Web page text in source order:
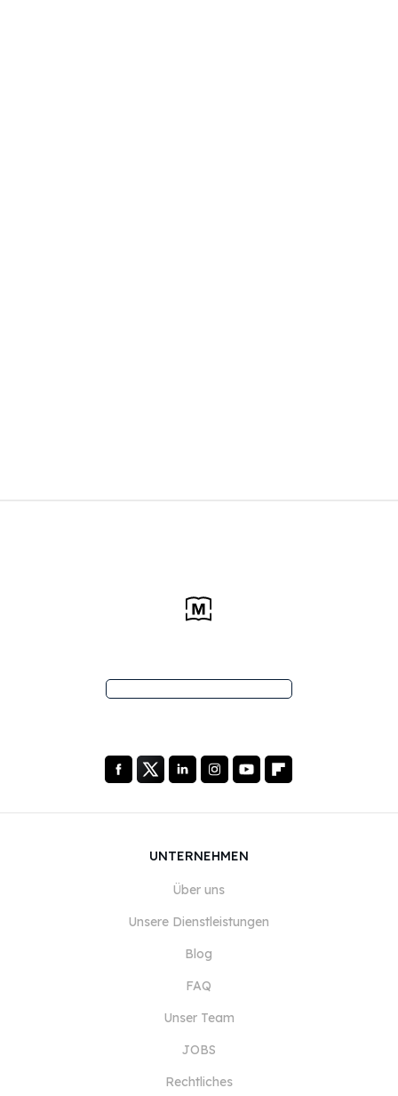
UNTERNEHMEN
Über uns
Unsere Dienstleistungen
Blog
FAQ
Unser Team
JOBS
Rechtliches